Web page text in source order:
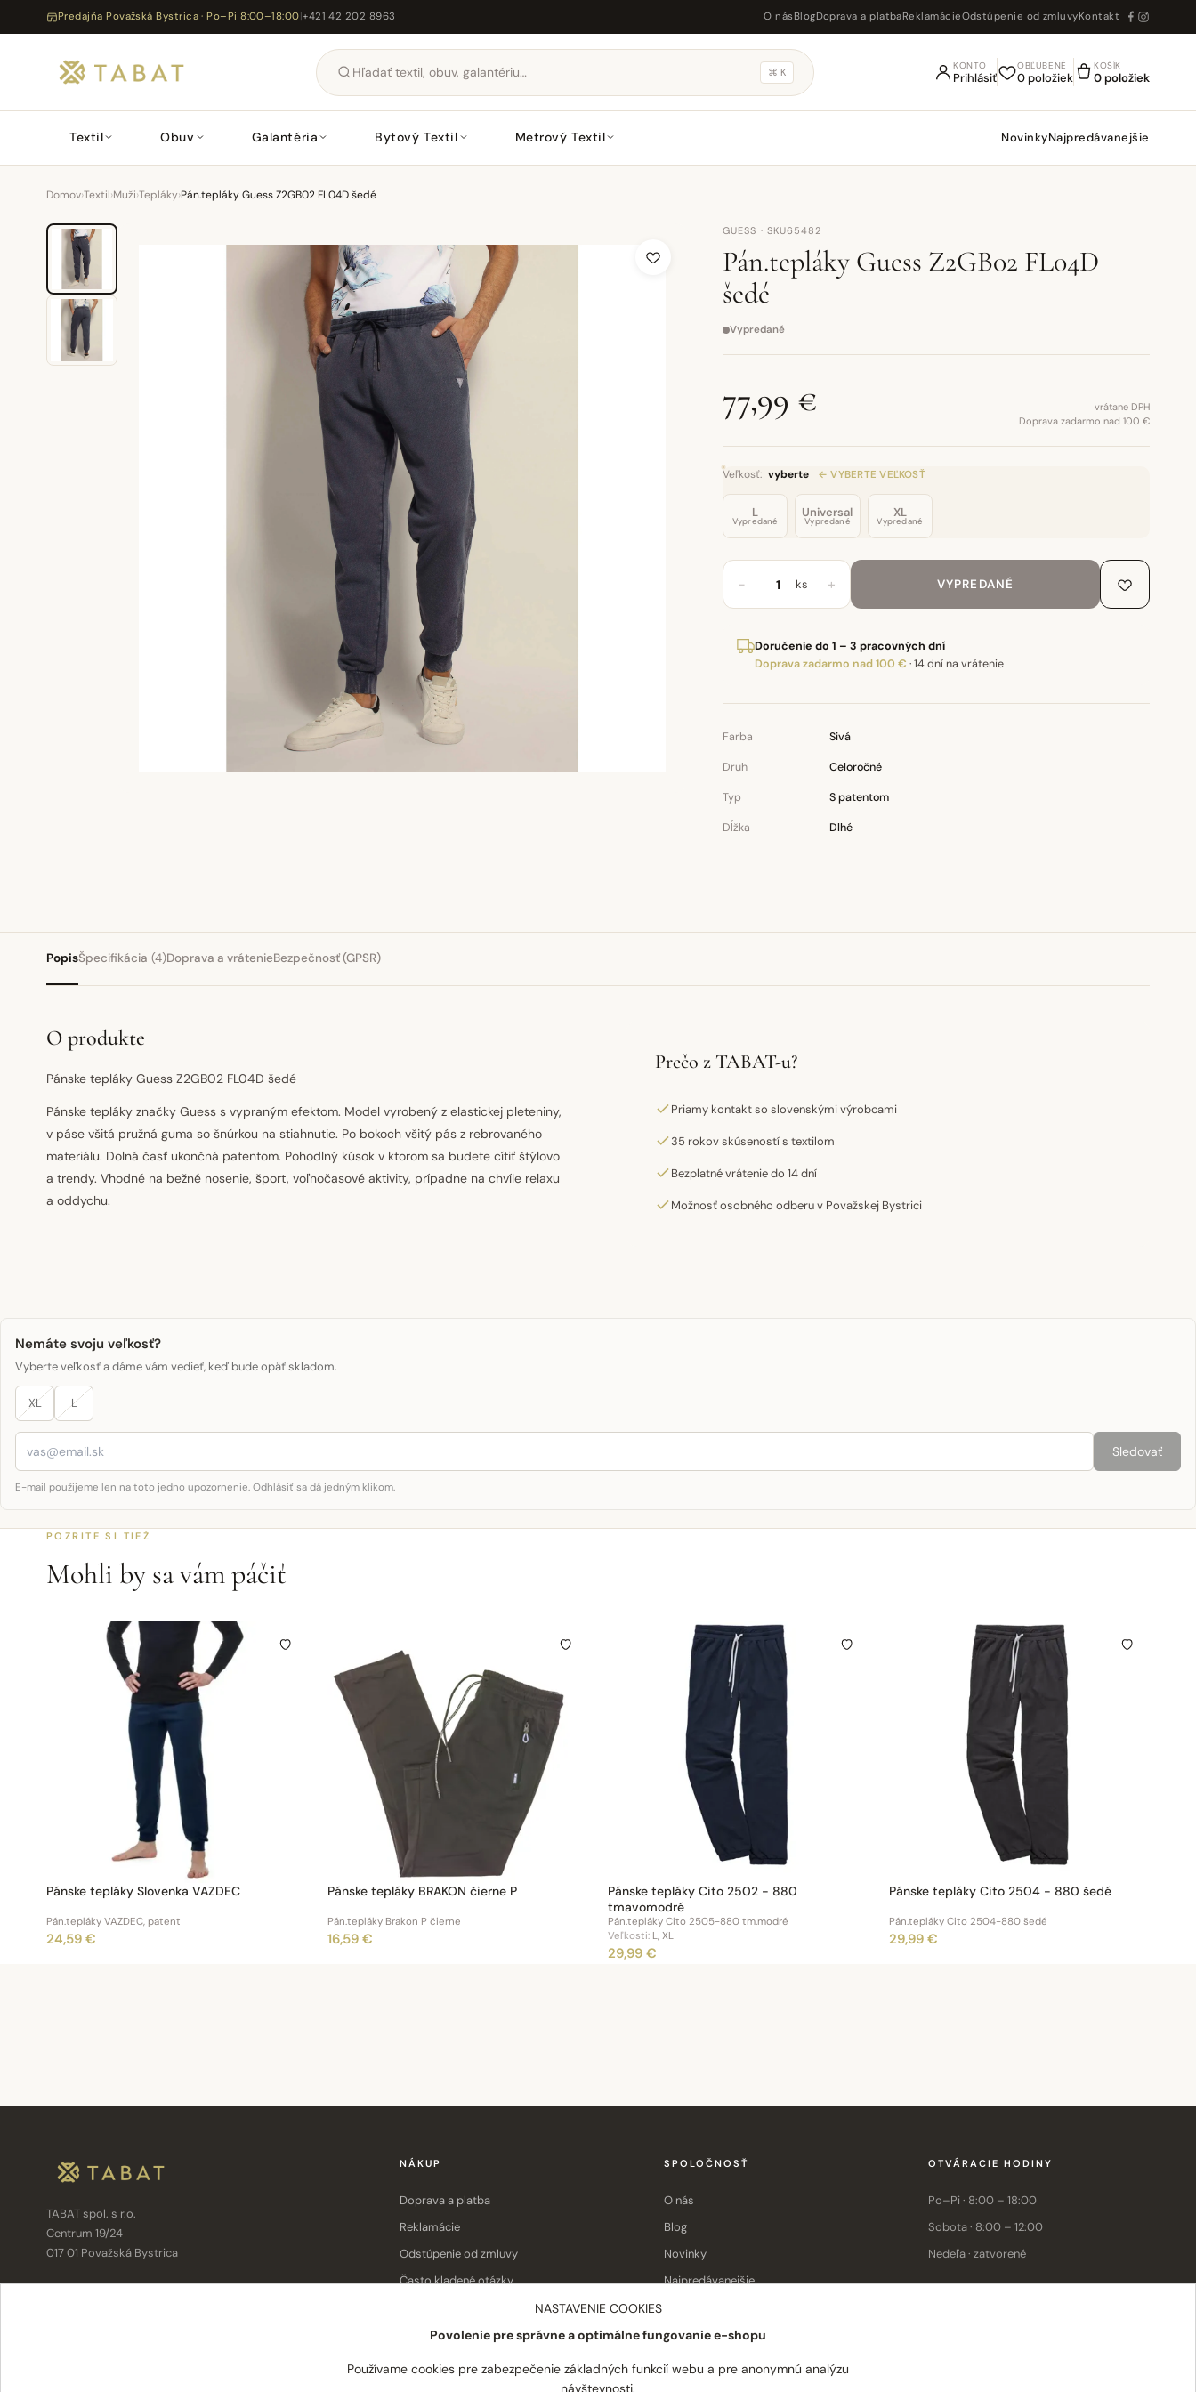
Predajňa Považská Bystrica · Po–Pi 8:00–18:00|+421 42 202 8963 O nás BlogDoprava a platbaReklamácieOdstúpenie od zmluvyKontakt
⌘ K
KONTO
Prihlásiť
OBĽÚBENÉ
0 položiek
KOŠÍK
0 položiek
Textil Obuv Galantéria Bytový Textil Metrový Textil NovinkyNajpredávanejšie
Domov›Textil›Muži›Tepláky›Pán.tepláky Guess Z2GB02 FL04D šedé
GUESS · SKU65482
Pán.tepláky Guess Z2GB02 FL04D
šedé
Vypredané
77,99 €
vrátane DPH
Doprava zadarmo nad 100 €
Veľkosť: vyberte ← VYBERTE VEĽKOSŤ
L
Vypredané
Universal
Vypredané
XL
Vypredané
− ks + VYPREDANÉ
Doručenie do 1 – 3 pracovných dní
Doprava zadarmo nad 100 € ·14 dní na vrátenie
Farba Sivá
Druh Celoročné
Typ S patentom
Dĺžka Dlhé
PopisŠpecifikácia (4)Doprava a vrátenieBezpečnosť (GPSR)
O produkte
Pánske tepláky Guess Z2GB02 FL04D šedé
Pánske tepláky značky Guess s vypraným efektom. Model vyrobený z elastickej pleteniny,
v páse všitá pružná guma so šnúrkou na stiahnutie. Po bokoch všitý pás z rebrovaného
materiálu. Dolná časť ukončná patentom. Pohodlný kúsok v ktorom sa budete cítiť štýlovo
a trendy. Vhodné na bežné nosenie, šport, voľnočasové aktivity, prípadne na chvíle relaxu
a oddychu.
Prečo z TABAT-u?
Priamy kontakt so slovenskými výrobcami
35 rokov skúseností s textilom
Bezplatné vrátenie do 14 dní
Možnosť osobného odberu v Považskej Bystrici
Nemáte svoju veľkosť?
Vyberte veľkosť a dáme vám vedieť, keď bude opäť skladom.
XL L
Sledovať
E-mail použijeme len na toto jedno upozornenie. Odhlásiť sa dá jedným klikom.
POZRITE SI TIEŽ
Mohli by sa vám páčiť
Pánske tepláky Slovenka VAZDEC
Pán.tepláky VAZDEC, patent
24,59 €
Pánske tepláky BRAKON čierne P
Pán.tepláky Brakon P čierne
16,59 €
Pánske tepláky Cito 2502 - 880
tmavomodré
Pán.tepláky Cito 2505-880 tm.modré
Veľkosti: L, XL
29,99 €
Pánske tepláky Cito 2504 - 880 šedé
Pán.tepláky Cito 2504-880 šedé
29,99 €
TABAT spol. s r.o.
Centrum 19/24
017 01 Považská Bystrica
NÁKUP
Doprava a platba
Reklamácie
Odstúpenie od zmluvy
Často kladené otázky
SPOLOČNOSŤ
O nás
Blog
Novinky
Najpredávanejšie
OTVÁRACIE HODINY
Po–Pi · 8:00 – 18:00
Sobota · 8:00 – 12:00
Nedeľa · zatvorené
NASTAVENIE COOKIES
Povolenie pre správne a optimálne fungovanie e-shopu
Používame cookies pre zabezpečenie základných funkcií webu a pre anonymnú analýzu
návštevnosti.